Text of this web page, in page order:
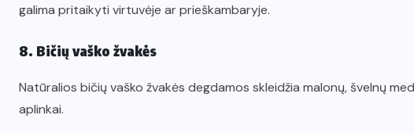
galima pritaikyti virtuvėje ar prieškambaryje.
8. Bičių vaško žvakės
Natūralios bičių vaško žvakės degdamos skleidžia malonų, švelnų
aplinkai.